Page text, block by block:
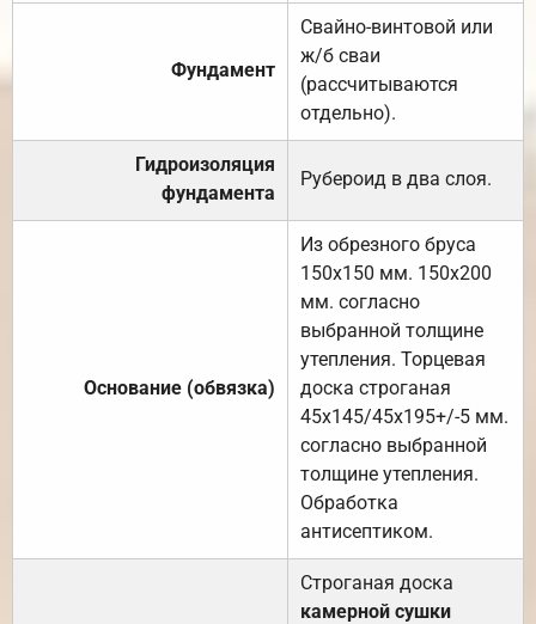
Фундамент
Свайно-винтовой или
ж/б сваи
(рассчитываются
отдельно).
Гидроизоляция
фундамента
Рубероид в два слоя.
Основание (обвязка)
Из обрезного бруса
150х150 мм. 150х200
мм. согласно
выбранной толщине
утепления. Торцевая
доска строганая
45х145/45х195+/-5 мм.
согласно выбранной
толщине утепления.
Обработка
антисептиком.
Строганая доска
камерной сушки